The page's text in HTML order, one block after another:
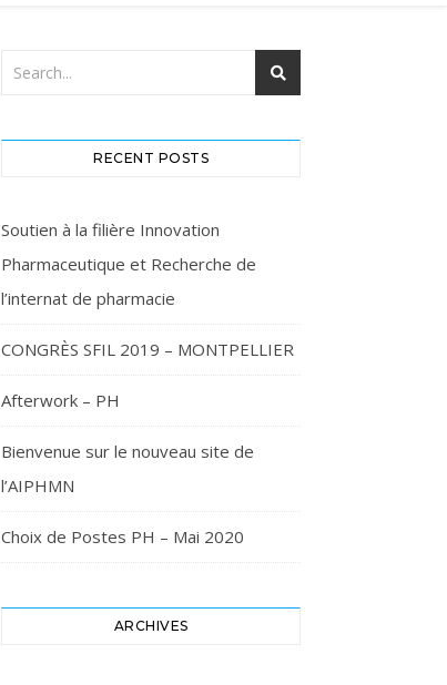
RECENT POSTS
Soutien à la filière Innovation
Pharmaceutique et Recherche de
l’internat de pharmacie
CONGRÈS SFIL 2019 – MONTPELLIER
Afterwork – PH
Bienvenue sur le nouveau site de
l’AIPHMN
Choix de Postes PH – Mai 2020
ARCHIVES